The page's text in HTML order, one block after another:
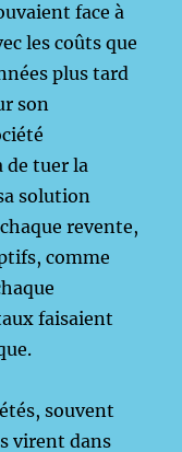
face à
les coûts que
plus tard
son
de tuer la
solution
revente,
comme
faisaient
souvent
virent dans